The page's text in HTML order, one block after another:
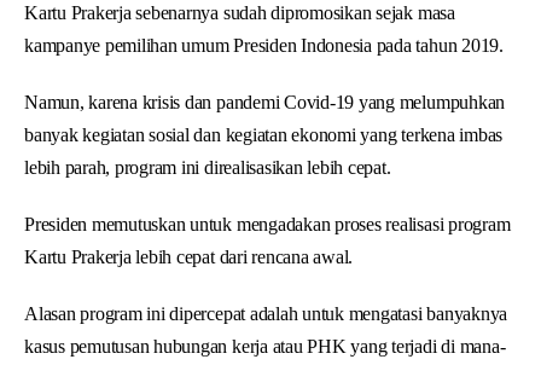
Kartu Prakerja sebenarnya sudah dipromosikan sejak masa
kampanye pemilihan umum Presiden Indonesia pada tahun 2019.
Namun, karena krisis dan pandemi Covid-19 yang melumpuhkan
banyak kegiatan sosial dan kegiatan ekonomi yang terkena imbas
lebih parah, program ini direalisasikan lebih cepat.
Presiden memutuskan untuk mengadakan proses realisasi program
Kartu Prakerja lebih cepat dari rencana awal.
Alasan program ini dipercepat adalah untuk mengatasi banyaknya
kasus pemutusan hubungan kerja atau PHK yang terjadi di mana-